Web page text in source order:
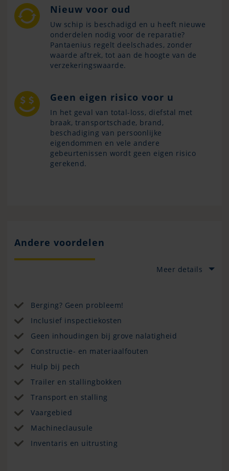
Nieuw voor oud
Uw schip is beschadigd en u heeft nieuwe
onderdelen nodig voor de reparatie?
Pantaenius regelt deelschades, zonder
waarde aftrek, tot aan de hoogte van de
verzekeringswaarde.
Geen eigen risico voor u
In het geval van total-loss, diefstal met
braak, transportschade, brand,
beschadiging van persoonlijke
eigendommen en vele andere
gebeurtenissen wordt geen eigen risico
gerekend.
Andere voordelen
Meer details
Berging? Geen probleem!
Inclusief inspectiekosten
Geen inhoudingen bij grove nalatigheid
Constructie- en materiaalfouten
Hulp bij pech
Trailer en stallingbokken
Transport en stalling
Vaargebied
Machineclausule
Inventaris en uitrusting